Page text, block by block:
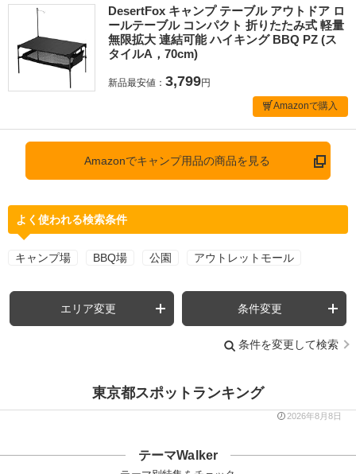
DesertFox キャンプ テーブル アウトドア ロ
ールテーブル コンパクト 折りたたみ式 軽量
無限拡大 連結可能 ハイキング BBQ PZ (ス
タイルA，70cm)
新品最安値： 3,799円
Amazonで購入
Amazonでキャンプ用品の商品を見る
よく使われる検索条件
キャンプ場 BBQ場 公園 アウトレットモール
エリア変更 条件変更
条件を変更して検索
東京都スポットランキング
2026年8月8日
テーマWalker